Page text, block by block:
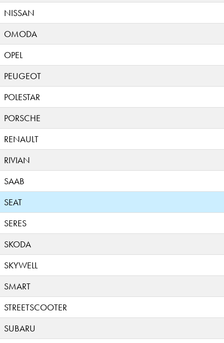
NISSAN
OMODA
OPEL
PEUGEOT
POLESTAR
PORSCHE
RENAULT
RIVIAN
SAAB
SEAT
SERES
SKODA
SKYWELL
SMART
STREETSCOOTER
SUBARU